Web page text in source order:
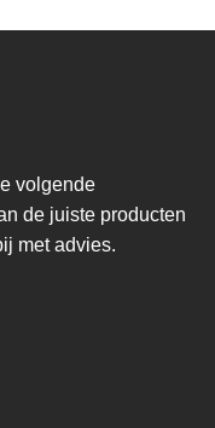
volgende
de juiste producten
met advies.